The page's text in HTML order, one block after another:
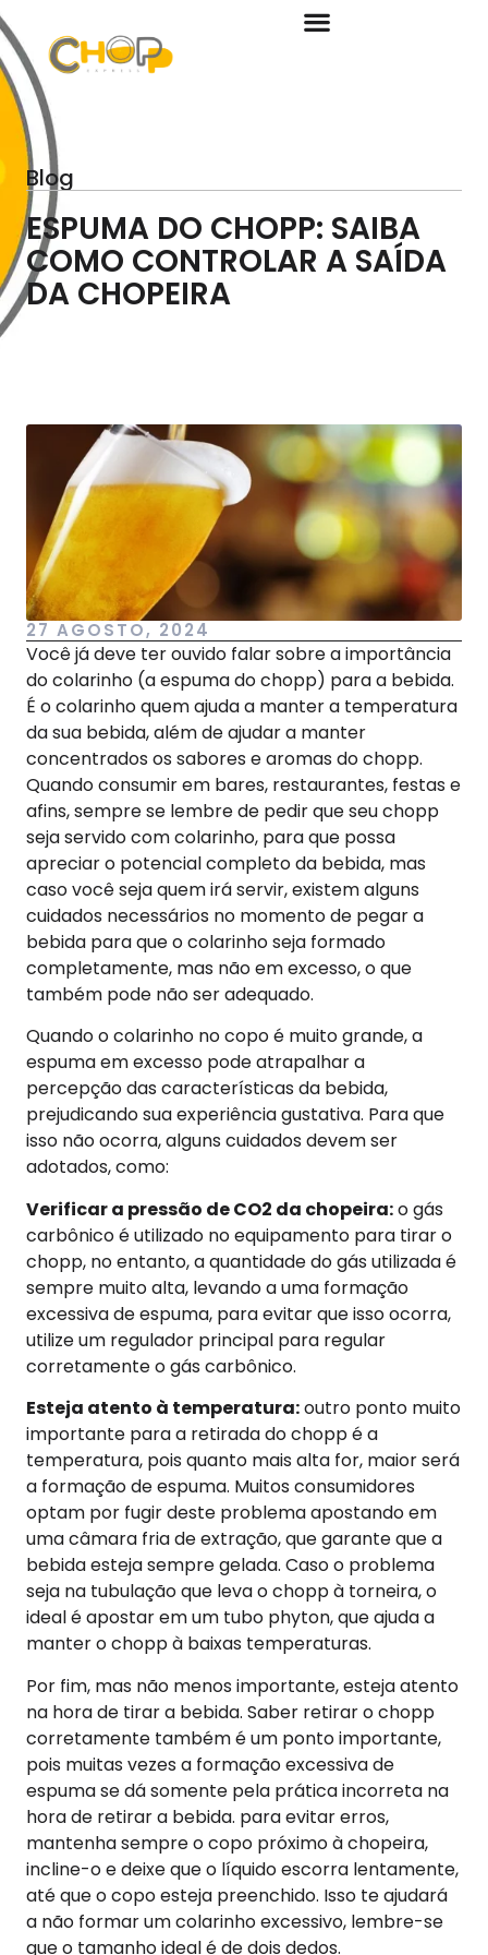
Blog
ESPUMA DO CHOPP: SAIBA
COMO CONTROLAR A SAÍDA
DA CHOPEIRA
27 AGOSTO, 2024
Você já deve ter ouvido falar sobre a importância
do colarinho (a espuma do chopp) para a bebida.
É o colarinho quem ajuda a manter a temperatura
da sua bebida, além de ajudar a manter
concentrados os sabores e aromas do chopp.
Quando consumir em bares, restaurantes, festas e
afins, sempre se lembre de pedir que seu chopp
seja servido com colarinho, para que possa
apreciar o potencial completo da bebida, mas
caso você seja quem irá servir, existem alguns
cuidados necessários no momento de pegar a
bebida para que o colarinho seja formado
completamente, mas não em excesso, o que
também pode não ser adequado.
Quando o colarinho no copo é muito grande, a
espuma em excesso pode atrapalhar a
percepção das características da bebida,
prejudicando sua experiência gustativa. Para que
isso não ocorra, alguns cuidados devem ser
adotados, como:
Verificar a pressão de CO2 da chopeira:o gás
carbônico é utilizado no equipamento para tirar o
chopp, no entanto, a quantidade do gás utilizada é
sempre muito alta, levando a uma formação
excessiva de espuma, para evitar que isso ocorra,
utilize um regulador principal para regular
corretamente o gás carbônico.
Esteja atento à temperatura:outro ponto muito
importante para a retirada do chopp é a
temperatura, pois quanto mais alta for, maior será
a formação de espuma. Muitos consumidores
optam por fugir deste problema apostando em
uma câmara fria de extração, que garante que a
bebida esteja sempre gelada. Caso o problema
seja na tubulação que leva o chopp à torneira, o
ideal é apostar em um tubo phyton, que ajuda a
manter o chopp à baixas temperaturas.
Por fim, mas não menos importante, esteja atento
na hora de tirar a bebida. Saber retirar o chopp
corretamente também é um ponto importante,
pois muitas vezes a formação excessiva de
espuma se dá somente pela prática incorreta na
hora de retirar a bebida. para evitar erros,
mantenha sempre o copo próximo à chopeira,
incline-o e deixe que o líquido escorra lentamente,
até que o copo esteja preenchido. Isso te ajudará
a não formar um colarinho excessivo, lembre-se
que o tamanho ideal é de dois dedos.